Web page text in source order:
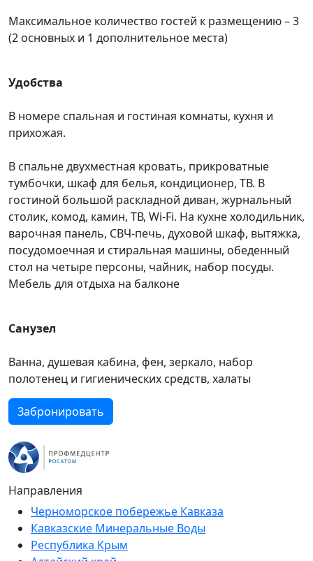
Максимальное количество гостей к размещению – 3
(2 основных и 1 дополнительное места)
Удобства
В номере спальная и гостиная комнаты, кухня и
прихожая.
В спальне двухместная кровать, прикроватные
тумбочки, шкаф для белья, кондиционер, ТВ. В
гостиной большой раскладной диван, журнальный
столик, комод, камин, ТВ, Wi-Fi. На кухне холодильник,
варочная панель, СВЧ-печь, духовой шкаф, вытяжка,
посудомоечная и стиральная машины, обеденный
стол на четыре персоны, чайник, набор посуды.
Мебель для отдыха на балконе
Санузел
Ванна, душевая кабина, фен, зеркало, набор
полотенец и гигиенических средств, халаты
Забронировать
Направления
Черноморское побережье Кавказа
Кавказские Минеральные Воды
Республика Крым